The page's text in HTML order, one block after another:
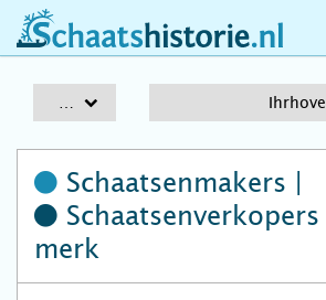
schaatshistorie.nl
Ihrhove
Schaatsenmakers |
Schaatsenverkopers
merk